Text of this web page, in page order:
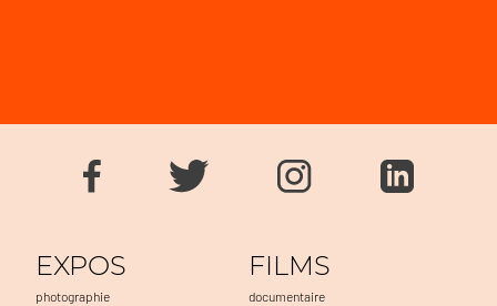
EXPOS
photographie
FILMS
documentaire